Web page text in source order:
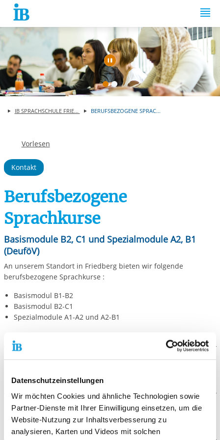
Datenschutzeinstellungen
Wir möchten Cookies und ähnliche Technologien sowie
Partner-Dienste mit Ihrer Einwilligung einsetzen, um die
Website-Nutzung zur Inhaltsverbesserung zu
analysieren, Karten und Videos mit solchen
Springe zum Inhalt
Automatische
IB SPRACHSCHULE FRIE... BERUFSBEZOGENE SPRAC...
Vorlesen
Kontakt
Berufsbezogene
Sprachkurse
Basismodule B2, C1 und Spezialmodule A2, B1
(DeuföV)
An unserem Standort in Friedberg bieten wir folgende
berufsbezogene Sprachkurse :
Basismodul B1-B2
Basismodul B2-C1
Spezialmodule A1-A2 und A2-B1
Basismodule:
In den Basismodul B1-B2 und B2-C1 als den
Kernelementen der berufsbezogenen
Deutschsprachförderung steht das Erreichen von
Die Voraussetzungen
Die Voraussetzung zur Teilnahme ist ein